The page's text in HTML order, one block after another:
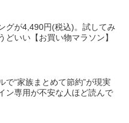
グが4,490円(税込)。試してみ
どいい【お買い物マラソン】
で“家族まとめて節約”が現実
ン専用が不安な人ほど読んで